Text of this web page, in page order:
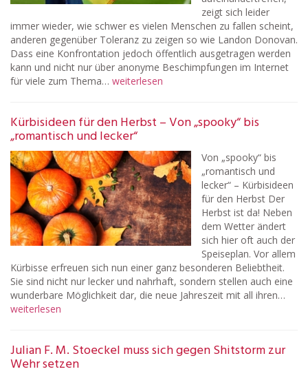
zeigt sich leider
immer wieder, wie schwer es vielen Menschen zu fallen scheint,
anderen gegenüber Toleranz zu zeigen so wie Landon Donovan.
Dass eine Konfrontation jedoch öffentlich ausgetragen werden
kann und nicht nur über anonyme Beschimpfungen im Internet
für viele zum Thema… weiterlesen
Kürbisideen für den Herbst – Von „spooky“ bis
„romantisch und lecker“
Von „spooky“ bis
„romantisch und
lecker“ – Kürbisideen
für den Herbst Der
Herbst ist da! Neben
dem Wetter ändert
sich hier oft auch der
Speiseplan. Vor allem
Kürbisse erfreuen sich nun einer ganz besonderen Beliebtheit.
Sie sind nicht nur lecker und nahrhaft, sondern stellen auch eine
wunderbare Möglichkeit dar, die neue Jahreszeit mit all ihren…
weiterlesen
Julian F. M. Stoeckel muss sich gegen Shitstorm zur
Wehr setzen